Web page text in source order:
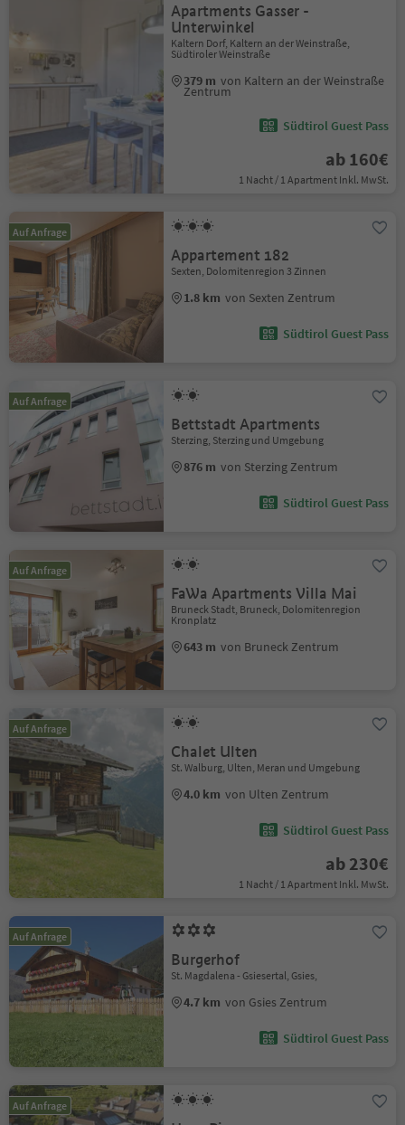
Apartments Gasser -
Unterwinkel
Kaltern Dorf, Kaltern an der Weinstraße,
Südtiroler Weinstraße
379 m von Kaltern an der Weinstraße
Zentrum
Südtirol Guest Pass
ab 160€
1 Nacht / 1 Apartment Inkl. MwSt.
Auf Anfrage
Appartement 182
Sexten, Dolomitenregion 3 Zinnen
1.8 km von Sexten Zentrum
Südtirol Guest Pass
Auf Anfrage
Bettstadt Apartments
Sterzing, Sterzing und Umgebung
876 m von Sterzing Zentrum
Südtirol Guest Pass
Auf Anfrage
FaWa Apartments Villa Mai
Bruneck Stadt, Bruneck, Dolomitenregion
Kronplatz
643 m von Bruneck Zentrum
Auf Anfrage
Chalet Ulten
St. Walburg, Ulten, Meran und Umgebung
4.0 km von Ulten Zentrum
Südtirol Guest Pass
ab 230€
1 Nacht / 1 Apartment Inkl. MwSt.
Auf Anfrage
Burgerhof
St. Magdalena - Gsiesertal, Gsies,
4.7 km von Gsies Zentrum
Südtirol Guest Pass
Auf Anfrage